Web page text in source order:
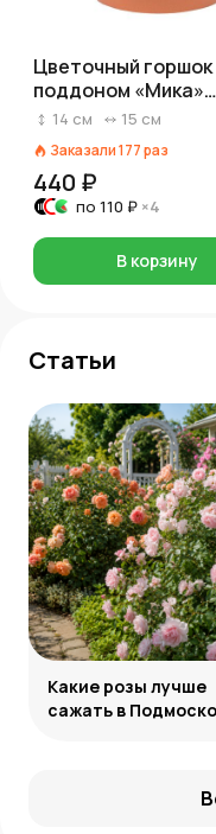
Цветочный горшок
поддоном «Мика»
(пластик),
14 см 15 см
Заказали177раз
440 ₽
по 110 ₽ ×4
В корзину
Статьи
Какие розы лучше
сажать в